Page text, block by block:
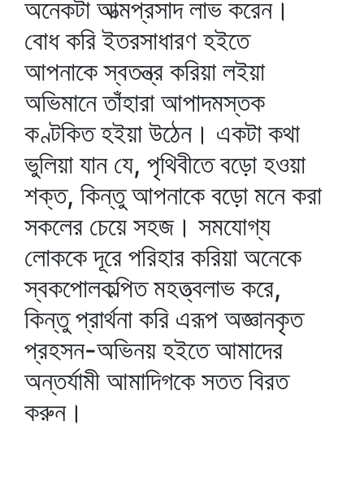
অনেকটা আত্মপ্রসাদ লাভ করেন।
বোধ করি ইতরসাধারণ হইতে
আপনাকে স্বতন্ত্র করিয়া লইয়া
অভিমানে তাঁহারা আপাদমস্তক
কণ্টকিত হইয়া উঠেন। একটা কথা
ভুলিয়া যান যে, পৃথিবীতে বড়ো হওয়া
শক্ত, কিন্তু আপনাকে বড়ো মনে করা
সকলের চেয়ে সহজ। সমযোগ্য
লোককে দূরে পরিহার করিয়া অনেকে
স্বকপোলকল্পিত মহত্ত্বলাভ করে,
কিন্তু প্রার্থনা করি এরূপ অজ্ঞানকৃত
প্রহসন-অভিনয় হইতে আমাদের
অন্তর্যামী আমাদিগকে সতত বিরত
করুন।